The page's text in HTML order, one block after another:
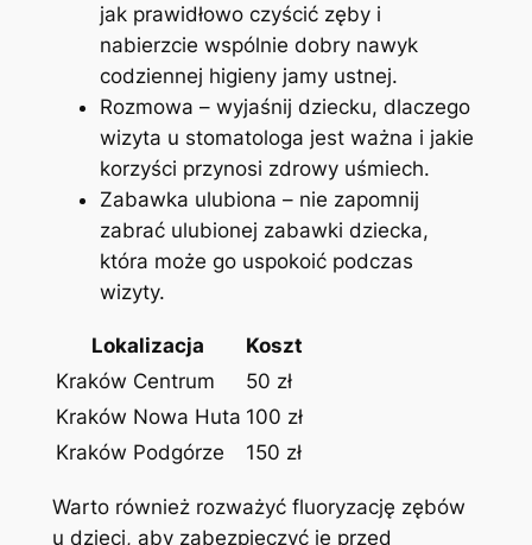
jak prawidłowo czyścić zęby i
nabierzcie wspólnie dobry ⁢nawyk⁢
codziennej higieny jamy ustnej.
Rozmowa – wyjaśnij dziecku,⁣ dlaczego
wizyta u stomatologa jest ​ważna i ‌jakie
korzyści przynosi zdrowy uśmiech.
Zabawka ulubiona – nie zapomnij
zabrać ulubionej zabawki‌ dziecka,
która może go uspokoić podczas
wizyty.
Lokalizacja
Koszt
Kraków ⁣Centrum
50 zł
Kraków Nowa Huta 100 zł
Kraków Podgórze
150 zł
Warto również ​rozważyć ⁢fluoryzację zębów
u dzieci, aby zabezpieczyć je przed